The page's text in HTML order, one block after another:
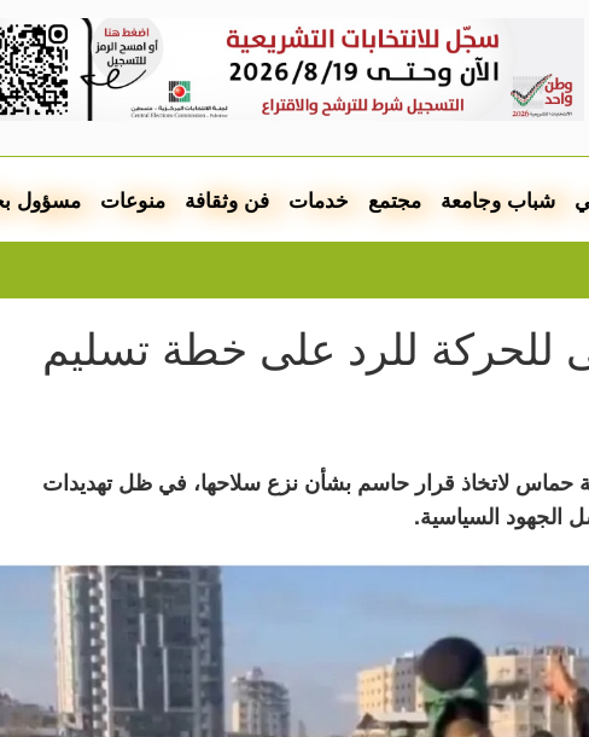
شباب وجامعة مجتمع خدمات فن وثقافة منوعات مسؤول
للحركة للرد على خطة تسليم
لاتخاذ قرار حاسم بشأن نزع سلاحها، في ظل تهديدات
الجهود السياسية.